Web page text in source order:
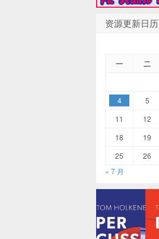
资源更新日历
一 二
4
5
11
12
18
19
25
26
« 7 月